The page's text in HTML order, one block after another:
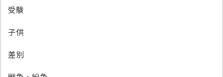
受験
子供
差別